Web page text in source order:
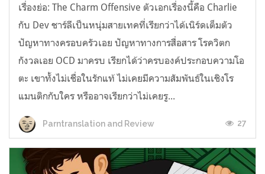
เรื่องย่อ: The Charm Offensive ตัวเอกเรื่องนี้คือ Charlie
กับ Dev ชาร์ลีเป็นหนุ่มสายเทคที่เรียกว่าได้เนิร์ดเต็มตัว
ปัญหาทางครอบครัวเอย ปัญหาทางการสื่อสาร โรควิตก
กังวลเอย OCD มาครบ เรียกได้ว่าครบองค์ประกอบความโอ
ตะ เขาทั้งไม่เชื่อในรักแท้ ไม่เคยมีความสัมพันธ์ในเชิงโร
แมนติกกับใคร หรืออาจเรียกว่าไม่เคยรู...
Parntranslation and Review 27